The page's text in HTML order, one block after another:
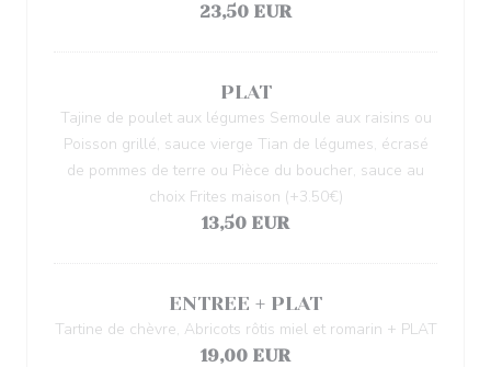
23,50 EUR
PLAT
Tajine de poulet aux légumes Semoule aux raisins ou
Poisson grillé, sauce vierge Tian de légumes, écrasé
de pommes de terre ou Pièce du boucher, sauce au
choix Frites maison (+3.50€)
13,50 EUR
ENTREE + PLAT
Tartine de chèvre, Abricots rôtis miel et romarin + PLAT
19,00 EUR